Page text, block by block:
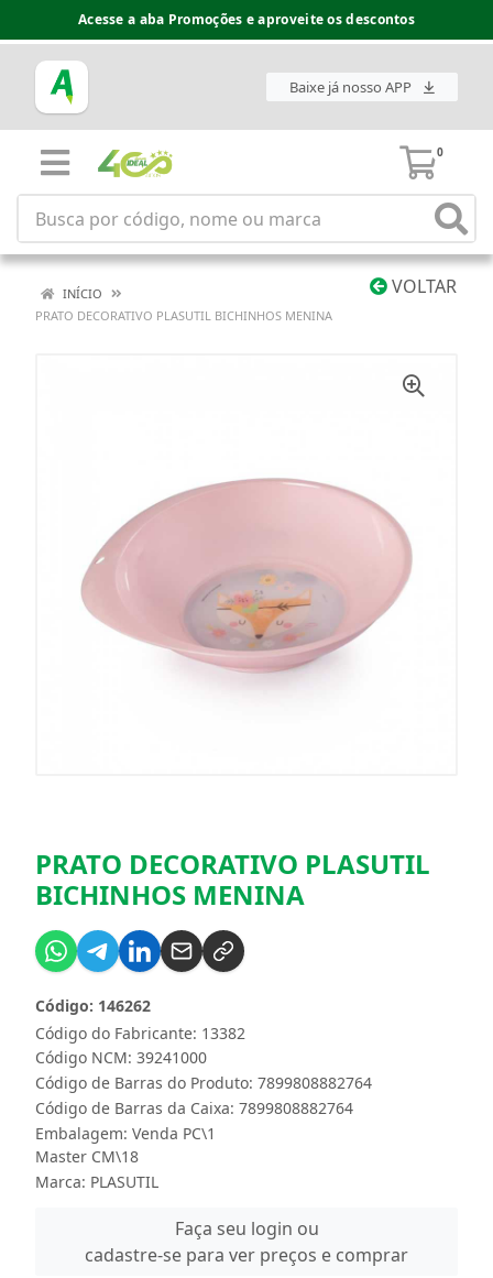
Acesse a aba Promoções e aproveite os descontos
Baixe já nosso APP
0
VOLTAR
INÍCIO
PRATO DECORATIVO PLASUTIL BICHINHOS MENINA
PRATO DECORATIVO PLASUTIL
BICHINHOS MENINA
Código do Fabricante: 13382
Código: 146262
Código NCM: 39241000
Código de Barras do Produto: 7899808882764
Código de Barras da Caixa: 7899808882764
Embalagem: Venda PC\1
Master CM\18
Marca: PLASUTIL
Faça seu login ou
cadastre-se para ver preços e comprar